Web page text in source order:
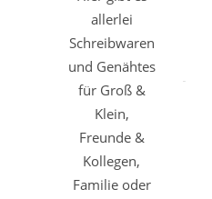
allerlei
Schreibwaren
und Genähtes
für Groß &
Klein,
Freunde &
Kollegen,
Familie oder